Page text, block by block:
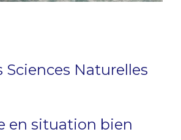
Sciences Naturelles
en situation bien